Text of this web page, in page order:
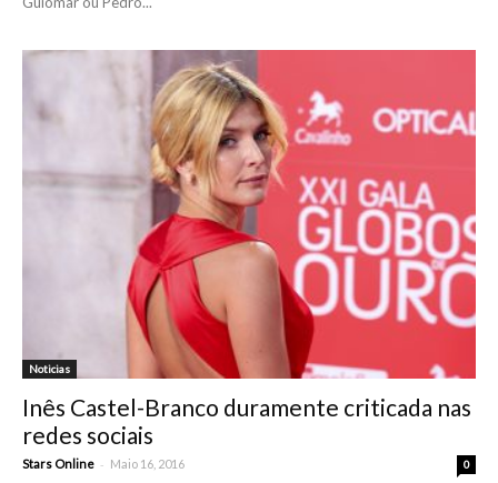
Noticias
Inês Castel-Branco duramente criticada nas
redes sociais
Stars Online - Maio 16, 2016 0